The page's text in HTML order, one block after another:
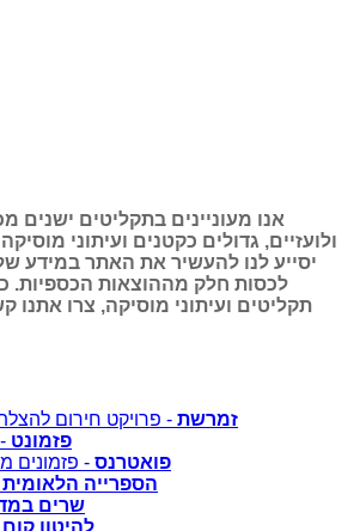
אנו מעוניינים בתקליטים ישנים
ולועזיים, גדולים כקטנים ועיתוני
יסייע לנו להעשיר את האתר במידע
לכסות חלק מההוצאות הכספיות.
תקליטים ועיתוני מוסיקה, צרו
זמרשת - פרויקט חירום
פזמונט
פואטרנס - פזמונים
הספרייה הלאומית
שרים